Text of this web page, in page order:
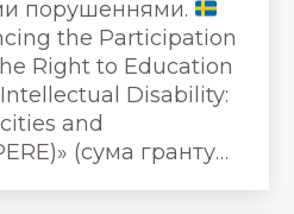
порушеннями.
the Participation
Right to Education
Disability:
and
(сума гранту…